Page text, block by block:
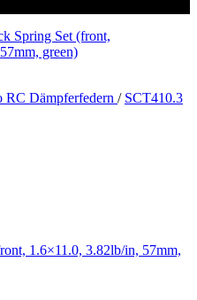
RC Dämpferfedern / SCT410.3
1.6×11.0, 3.82lb/in, 57mm,